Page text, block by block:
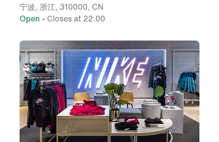
宁波, 浙江, 310000, CN
Open • Closes at 22:00